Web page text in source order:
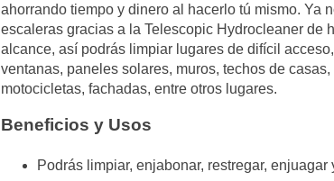
ahorrando tiempo y dinero al hacerlo tú mismo. Ya
escaleras gracias a la Telescopic Hydrocleaner de
alcance, así podrás limpiar lugares de difícil
ventanas, paneles solares, muros, techos de
motocicletas, fachadas, entre otros lugares.
Beneficios y Usos
Podrás limpiar, enjabonar, restregar, enjuagar